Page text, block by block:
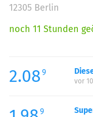
12305 Berlin
noch 11 Stunden
Mittwoch:
Donnerstag:
Samstag:
2.08 9
vor
9